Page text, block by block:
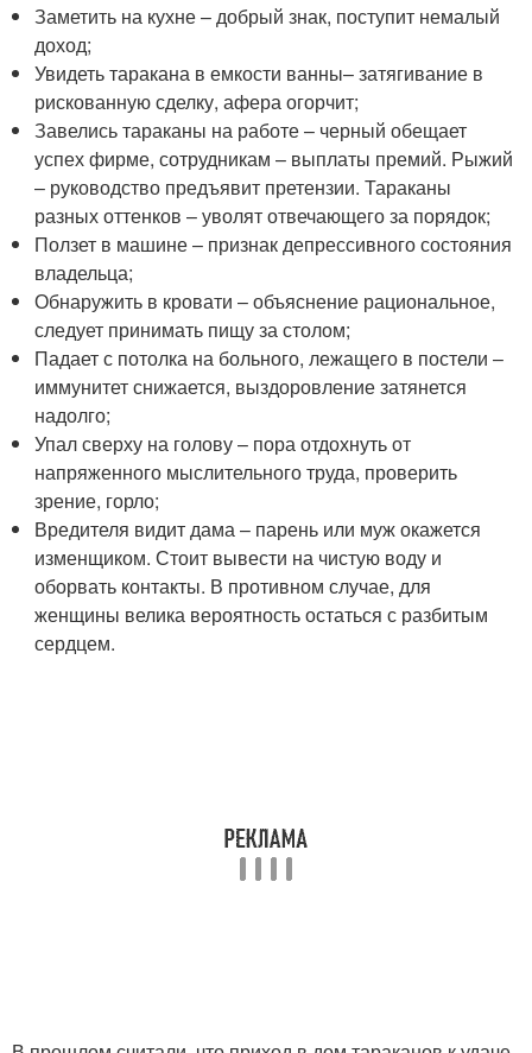
Заметить на кухне – добрый знак, поступит немалый
доход;
Увидеть таракана в емкости ванны– затягивание в
рискованную сделку, афера огорчит;
Завелись тараканы на работе – черный обещает
успех фирме, сотрудникам – выплаты премий. Рыжий
– руководство предъявит претензии. Тараканы
разных оттенков – уволят отвечающего за порядок;
Ползет в машине – признак депрессивного состояния
владельца;
Обнаружить в кровати – объяснение рациональное,
следует принимать пищу за столом;
Падает с потолка на больного, лежащего в постели –
иммунитет снижается, выздоровление затянется
надолго;
Упал сверху на голову – пора отдохнуть от
напряженного мыслительного труда, проверить
зрение, горло;
Вредителя видит дама – парень или муж окажется
изменщиком. Стоит вывести на чистую воду и
оборвать контакты. В противном случае, для
женщины велика вероятность остаться с разбитым
сердцем.